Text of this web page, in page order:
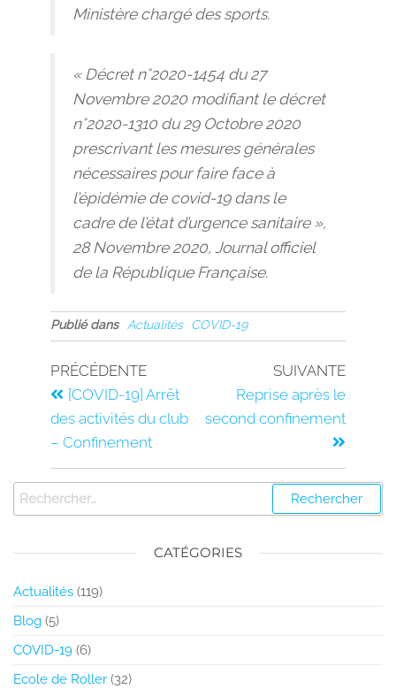
Ministère chargé des sports.
« Décret n°2020-1454 du 27
Novembre 2020 modifiant le décret
n°2020-1310 du 29 Octobre 2020
prescrivant les mesures générales
nécessaires pour faire face à
l’épidémie de covid-19 dans le
cadre de l’état d’urgence sanitaire »,
28 Novembre 2020, Journal officiel
de la République Française.
Publié dans Actualités COVID-19
PRÉCÉDENTE
[COVID-19] Arrêt
des activités du club
– Confinement
SUIVANTE
Reprise après le
second confinement
CATÉGORIES
Actualités (119)
Blog (5)
COVID-19 (6)
Ecole de Roller (32)